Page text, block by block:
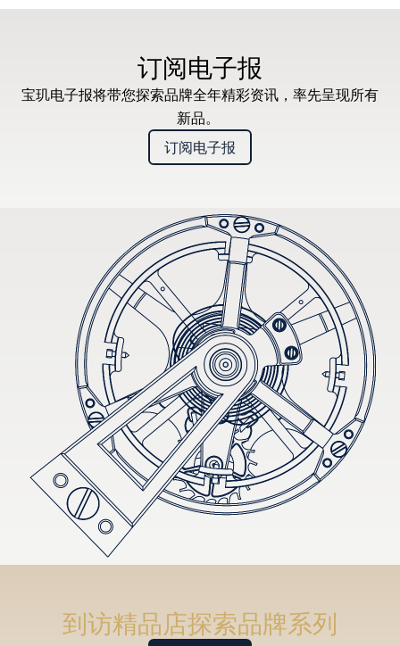
订阅电子报
宝玑电子报将带您探索品牌全年精彩资讯，率先呈现所有
新品。
订阅电子报
到访精品店探索品牌系列